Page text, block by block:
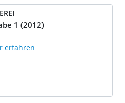
1 (2012)
erfahren